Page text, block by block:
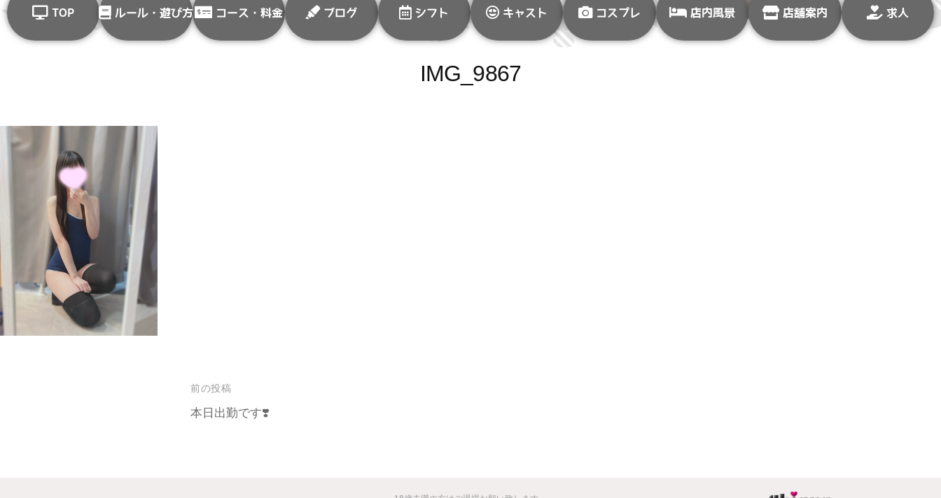
TOP ルール・遊び方 コース・料金 ブログ シフト キャスト コスプレ 店内風景 店舗案内 求人
IMG_9867
前の投稿
本日出勤です❣️